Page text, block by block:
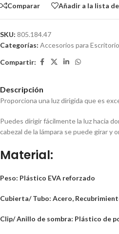
Comparar Añadir a la lista
SKU: 805.184.47
Categorías: Accesorios para Escritorio
Compartir:
Descripción
Proporciona una luz dirigida que es
Puedes dirigir fácilmente la luz hacia
cabezal de la lámpara se puede girar y
Material:
Peso: Plástico EVA reforzado
Cubierta/ Tubo: Acero,
Clip/ Anillo de sombra: Plástico de